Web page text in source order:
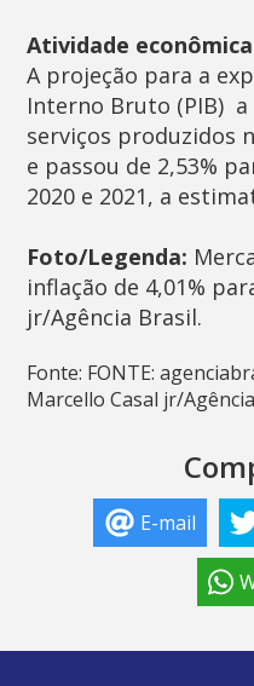
Atividade econômica
A projeção para a
Interno Bruto (PIB) 
serviços produzidos
e passou de 2,53%
2020 e 2021, a
Foto/Legenda:
inflação de 4,01%
jr/Agência Brasil.
Fonte: FONTE:
Marcello Casal jr/
E-mail